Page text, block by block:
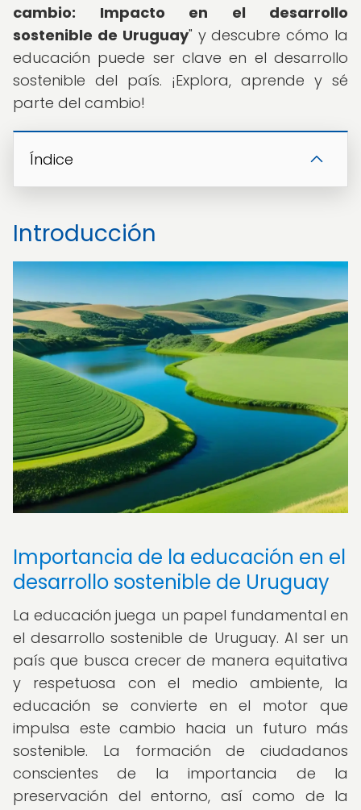
cambio: Impacto en el desarrollo
sostenible de Uruguay" y descubre cómo la
educación puede ser clave en el desarrollo
sostenible del país. ¡Explora, aprende y sé
parte del cambio!
Índice
Introducción
Importancia de la educación en el
desarrollo sostenible de Uruguay
La educación juega un papel fundamental en
el desarrollo sostenible de Uruguay. Al ser un
país que busca crecer de manera equitativa
y respetuosa con el medio ambiente, la
educación se convierte en el motor que
impulsa este cambio hacia un futuro más
sostenible. La formación de ciudadanos
conscientes de la importancia de la
preservación del entorno, así como de la